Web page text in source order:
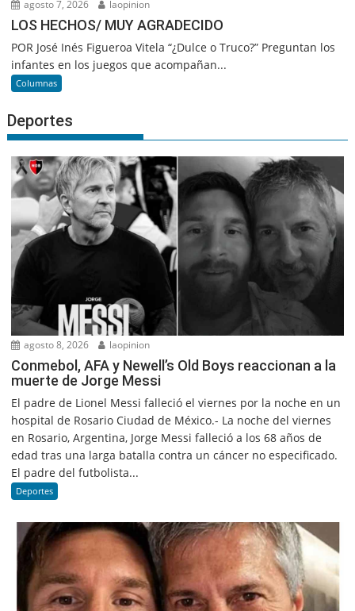
agosto 7, 2026 laopinion
LOS HECHOS/ MUY AGRADECIDO
POR José Inés Figueroa Vitela “¿Dulce o Truco?” Preguntan los
infantes en los juegos que acompañan...
Columnas
Deportes
agosto 8, 2026 laopinion
Conmebol, AFA y Newell’s Old Boys reaccionan a la
muerte de Jorge Messi
El padre de Lionel Messi falleció el viernes por la noche en un
hospital de Rosario Ciudad de México.- La noche del viernes
en Rosario, Argentina, Jorge Messi falleció a los 68 años de
edad tras una larga batalla contra un cáncer no especificado.
El padre del futbolista...
Deportes